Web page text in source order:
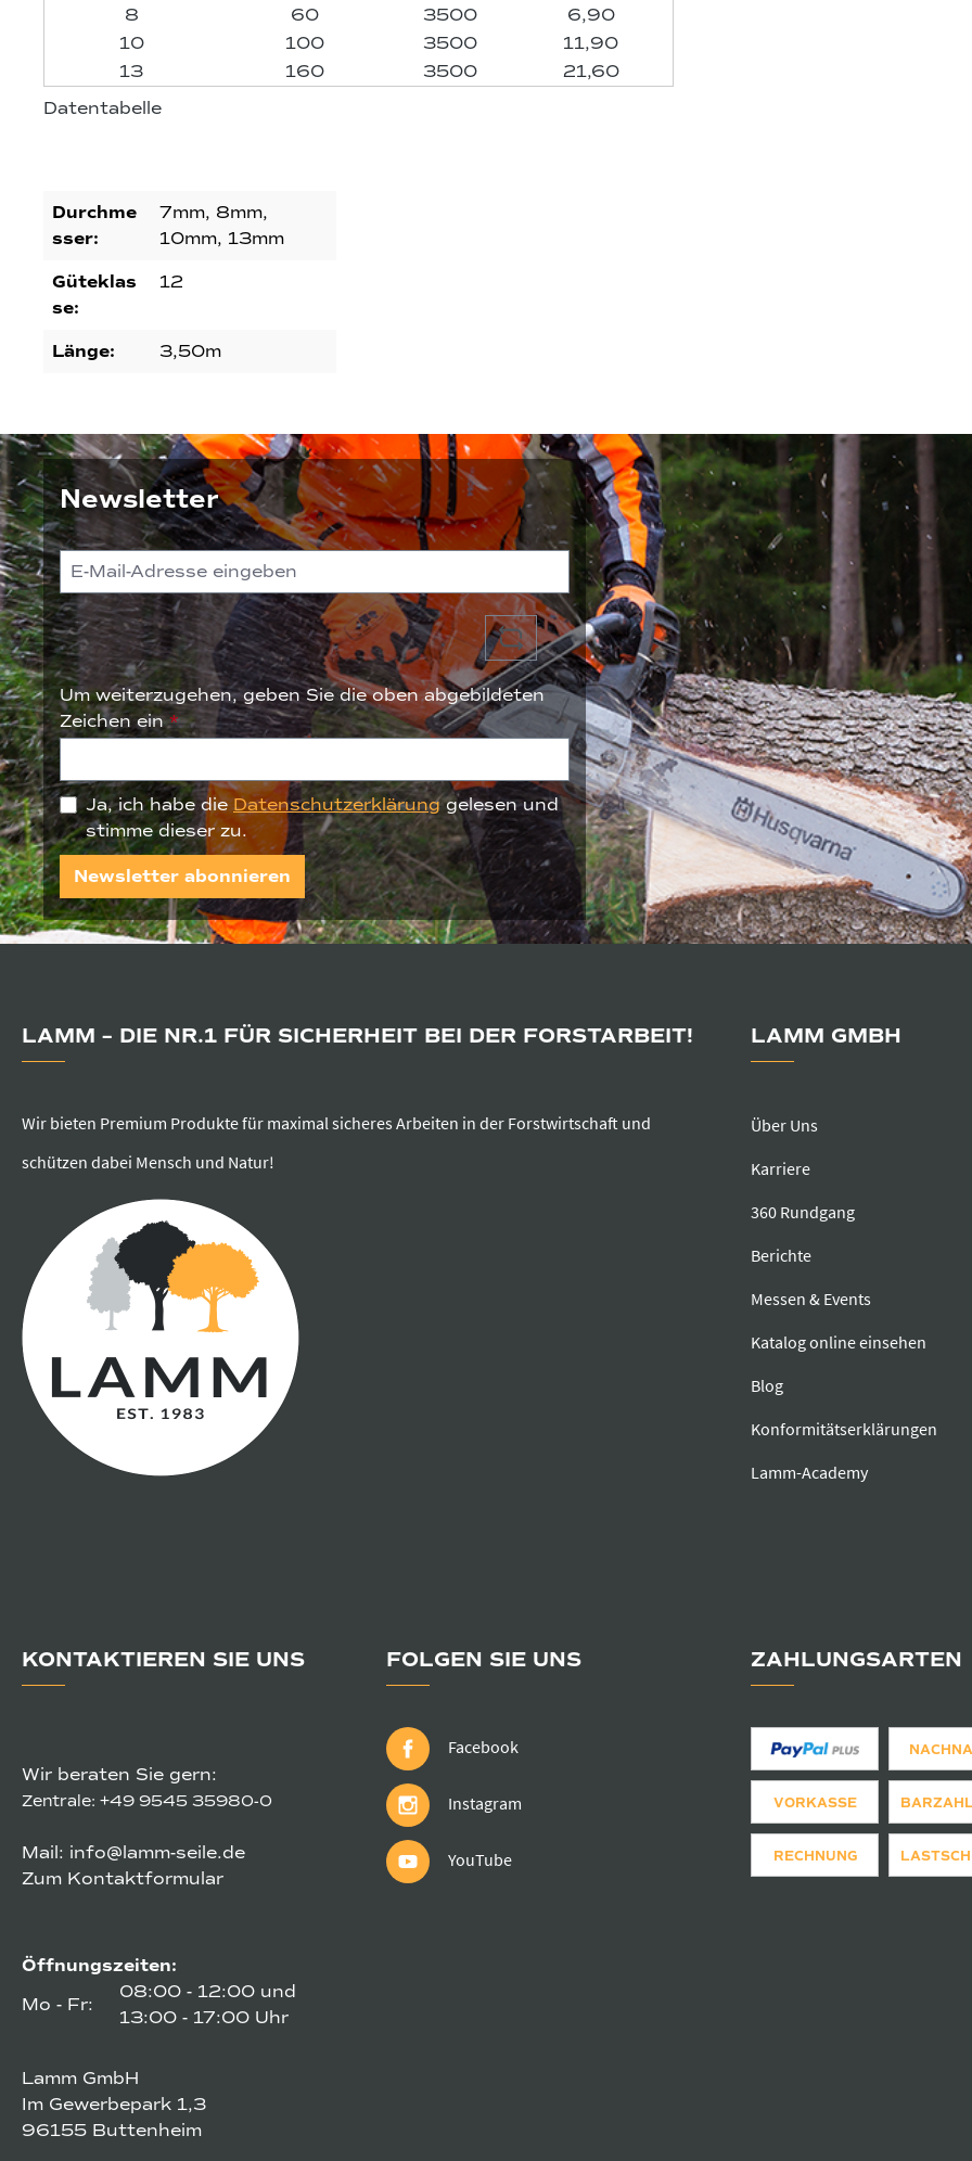
Datentabelle
8
60 3500
6,90
10
100 3500
11,90
13
160 3500 21,60
Durchme
sser:
7mm, 8mm,
10mm, 13mm
Güteklas
se:
12
Länge: 3,50m
Newsletter
Um weiterzugehen, geben Sie die oben abgebildeten
Zeichen ein*
Ja, ich habe dieDatenschutzerklärunggelesen und
stimme dieser zu.
Newsletter abonnieren
LAMM – DIE NR.1 FÜR SICHERHEIT BEI DER FORSTARBEIT!
Wir bieten Premium Produkte für maximal sicheres Arbeiten in der Forstwirtschaft und
schützen dabei Mensch und Natur!
LAMM GMBH
Über Uns
Karriere
360 Rundgang
Berichte
Messen & Events
Katalog online einsehen
Blog
Konformitätserklärungen
Lamm-Academy
KONTAKTIEREN SIE UNS
Wir beraten Sie gern:
Zentrale: +49 9545 35980-0
Mail: info@lamm-seile.de
Zum Kontaktformular
Öffnungszeiten:
Mo - Fr:
08:00 - 12:00 und
13:00 - 17:00 Uhr
Lamm GmbH
Im Gewerbepark 1,3
96155 Buttenheim
FOLGEN SIE UNS
Facebook
Instagram
YouTube
ZAHLUNGSARTEN
VORKASSE
RECHNUNG